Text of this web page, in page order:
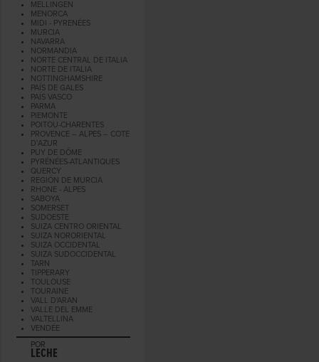
MELLINGEN
MENORCA
MIDI - PYRENÉES
MURCIA
NAVARRA
NORMANDIA
NORTE CENTRAL DE ITALIA
NORTE DE ITALIA
NOTTINGHAMSHIRE
PAÍS DE GALES
PAÍS VASCO
PARMA
PIEMONTE
POITOU-CHARENTES
PROVENCE – ALPES – COTE
D’AZUR
PUY DE DÔME
PYRÉNÉES-ATLANTIQUES
QUERCY
REGIÓN DE MURCIA
RHONE - ALPES
SABOYA
SOMERSET
SUDOESTE
SUIZA CENTRO ORIENTAL
SUIZA NORORIENTAL
SUIZA OCCIDENTAL
SUIZA SUDOCCIDENTAL
TARN
TIPPERARY
TOULOUSE
TOURAINE
VALL D'ARAN
VALLE DEL EMME
VALTELLINA
VENDÉE
POR
LECHE